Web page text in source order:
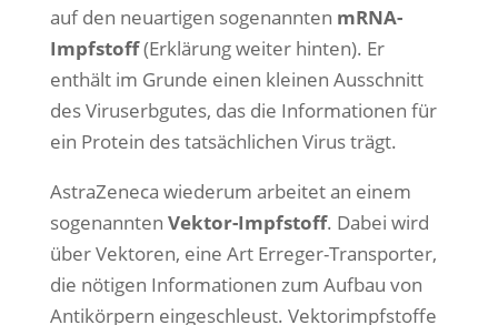
auf den neuartigen sogenannten mRNA-
Impfstoff(Erklärung weiter hinten). Er
enthält im Grunde einen kleinen Ausschnitt
des Viruserbgutes, das die Informationen für
ein Protein des tatsächlichen Virus trägt.
AstraZeneca wiederum arbeitet an einem
sogenannten Vektor-Impfstoff. Dabei wird
über Vektoren, eine Art Erreger-Transporter,
die nötigen Informationen zum Aufbau von
Antikörpern eingeschleust. Vektorimpfstoffe